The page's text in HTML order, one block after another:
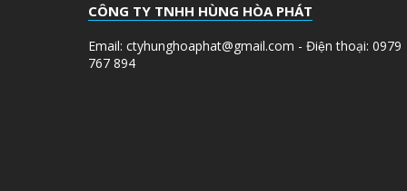
CÔNG TY TNHH HÙNG HÒA PHÁT
Email: ctyhunghoaphat@gmail.com - Điện thoại: 0979
767 894